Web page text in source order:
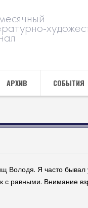
АРХИВ СОБЫТИЯ
Володя. Я часто бывал
с равными. Внимание